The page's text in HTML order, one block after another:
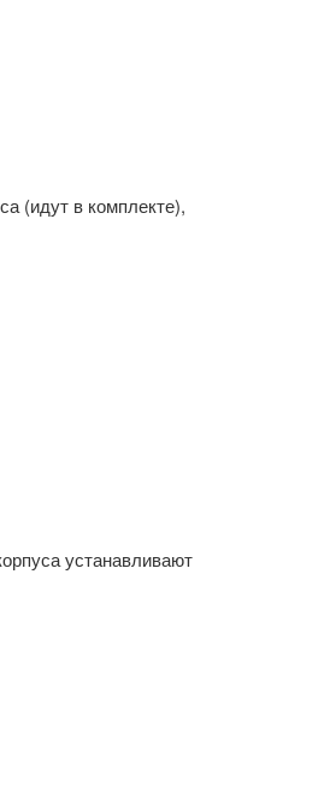
(идут в комплекте),
устанавливают